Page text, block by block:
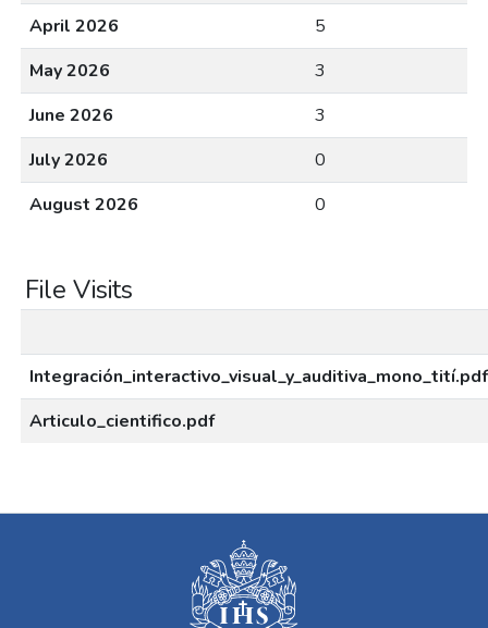
April 2026
5
May 2026
3
June 2026
3
July 2026
0
August 2026
0
File Visits
Articulo_cientifico.pdf